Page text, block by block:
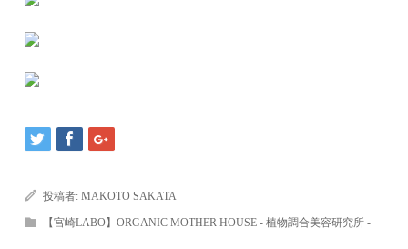
投稿者:MAKOTO SAKATA
【宮崎LABO】ORGANIC MOTHER HOUSE - 植物調合美容研究所 -